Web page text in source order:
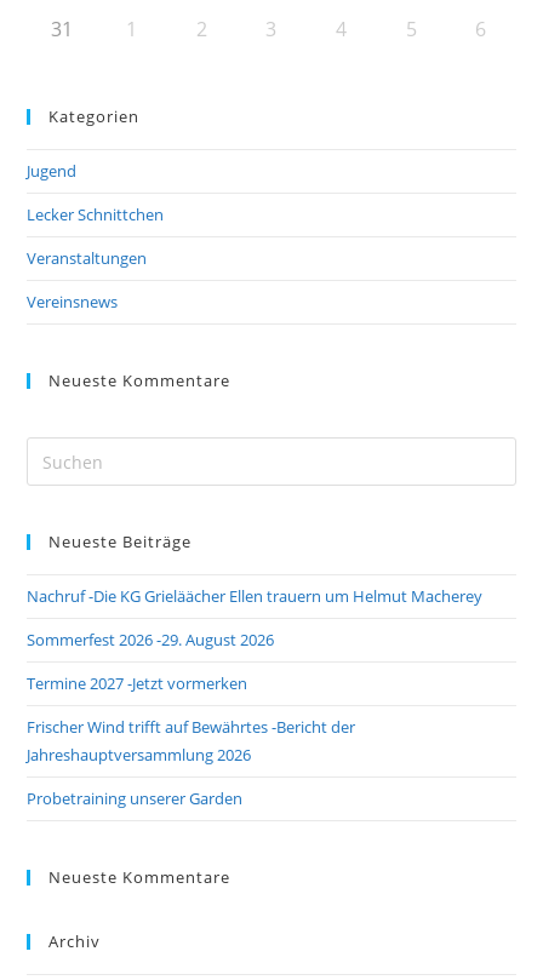
31 1 2 3 4 5 6
Kategorien
Jugend
Lecker Schnittchen
Veranstaltungen
Vereinsnews
Neueste Kommentare
Neueste Beiträge
Nachruf -Die KG Grieläächer Ellen trauern um Helmut Macherey
Sommerfest 2026 -29. August 2026
Termine 2027 -Jetzt vormerken
Frischer Wind trifft auf Bewährtes -Bericht der
Jahreshauptversammlung 2026
Probetraining unserer Garden
Neueste Kommentare
Archiv